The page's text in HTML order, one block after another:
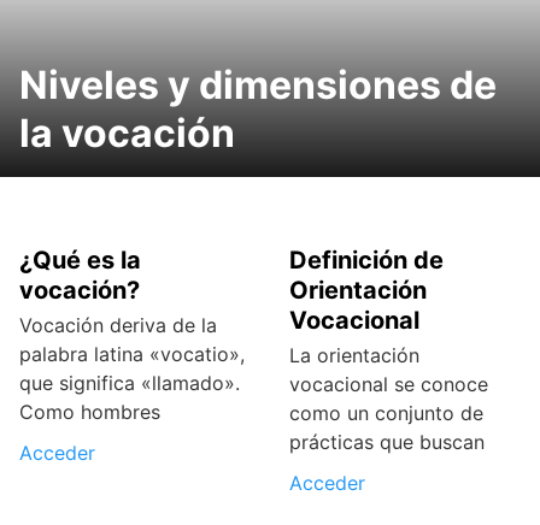
Niveles y dimensiones de
la vocación
¿Qué es la
vocación?
Vocación deriva de la
palabra latina «vocatio»,
que significa «llamado».
Como hombres
Acceder
Definición de
Orientación
Vocacional
La orientación
vocacional se conoce
como un conjunto de
prácticas que buscan
Acceder